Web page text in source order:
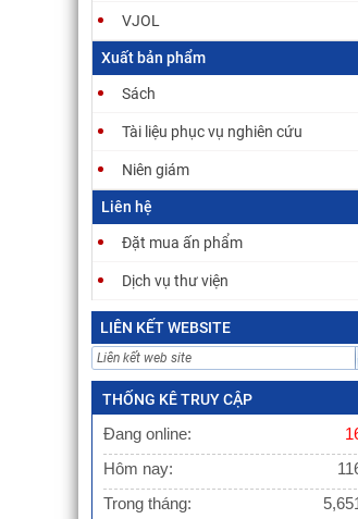
VJOL
Xuất bản phẩm
Sách
Tài liệu phục vụ nghiên cứu
Niên giám
Liên hệ
Đặt mua ấn phẩm
Dịch vụ thư viện
LIÊN KẾT WEBSITE
THỐNG KÊ TRUY CẬP
Đang online:
Hôm nay:
Trong tháng:
5,651